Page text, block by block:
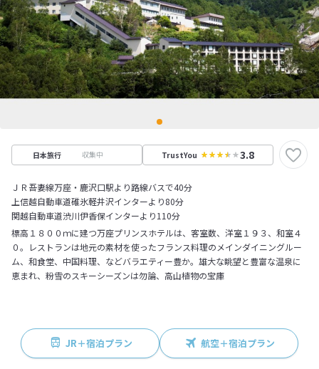
日本旅行 収集中 TrustYou 3.8
ＪＲ吾妻線万座・鹿沢口駅より路線バスで40分
上信越自動車道碓氷軽井沢インターより80分
関越自動車道渋川伊香保インターより110分
標高１８００ｍに建つ万座プリンスホテルは、客室数、洋室１９３、和室４
０。レストランは地元の素材を使ったフランス料理のメインダイニングルー
ム、和食堂、中国料理、などバラエティー豊か。雄大な眺望と豊富な温泉に
恵まれ、粉雪のスキーシーズンは勿論、高山植物の宝庫
JR＋宿泊プラン 航空＋宿泊プラン